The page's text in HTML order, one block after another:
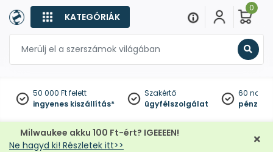
KATEGÓRIÁK
0
50 000 Ft felett
ingyenes kiszállítás*
Szakértő
ügyfélszolgálat
60
Milwaukee akku 100 Ft-ért? IGEEEEN!
Ne hagyd ki! Részletek itt>>